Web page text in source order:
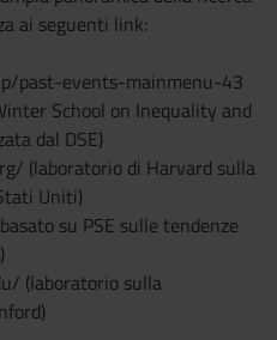
ai seguenti link:
past-events-mainmenu-43
School on Inequality and
dal DSE)
(laboratorio di Harvard sulla
Uniti)
su PSE sulle tendenze
(laboratorio sulla